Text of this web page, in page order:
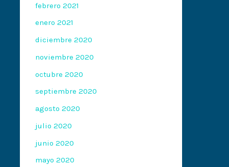
febrero 2021
enero 2021
diciembre 2020
noviembre 2020
octubre 2020
septiembre 2020
agosto 2020
julio 2020
junio 2020
mayo 2020